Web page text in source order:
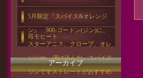
5月限定『スパイス&オレンジ
ン』 900-ゴードン(ジン)に、
スターアニス、クローブ、オレ
ンジetc…漬け込んだ、スパイス
ジンですストレートがおすすめ
苺モヒート
アーカイブ